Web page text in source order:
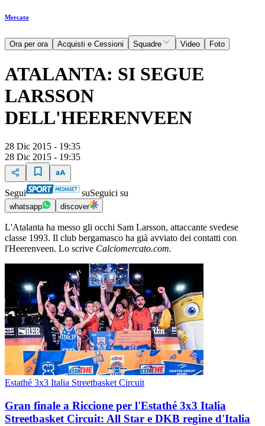
Mercato
Ora per ora Acquisti e Cessioni Squadre Video Foto
ATALANTA: SI SEGUE
LARSSON
DELL'HEERENVEEN
28 Dic 2015 - 19:35
28 Dic 2015 - 19:35
Segui suSeguici su
whatsapp discover
L'Atalanta ha messo gli occhi Sam Larsson, attaccante svedese
classe 1993. Il club bergamasco ha già avviato dei contatti con
l'Heerenveen. Lo scrive Calciomercato.com.
Estathé 3x3 Italia Streetbasket Circuit
Gran finale a Riccione per l'Estathé 3x3 Italia
Streetbasket Circuit: All Star e DKB regine d'Italia